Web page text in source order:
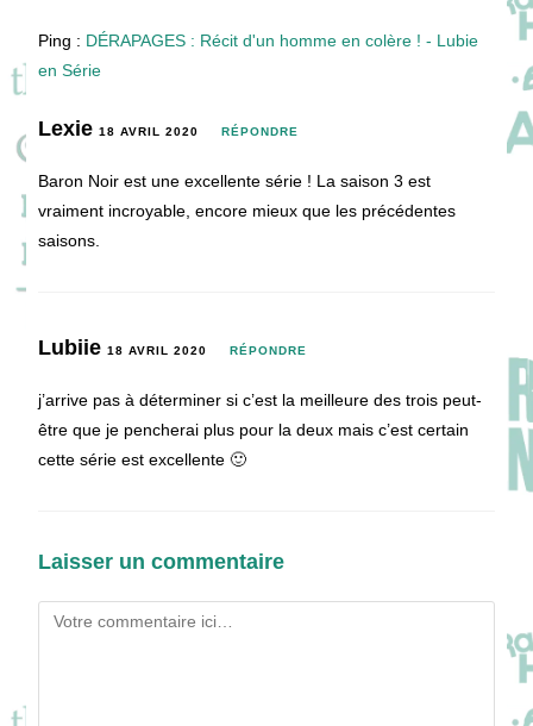
Ping : DÉRAPAGES : Récit d'un homme en colère ! - Lubie
en Série
Lexie18 AVRIL 2020 RÉPONDRE
Baron Noir est une excellente série ! La saison 3 est
vraiment incroyable, encore mieux que les précédentes
saisons.
Lubiie18 AVRIL 2020 RÉPONDRE
j’arrive pas à déterminer si c’est la meilleure des trois peut-
être que je pencherai plus pour la deux mais c’est certain
cette série est excellente 🙂
Laisser un commentaire
Comment